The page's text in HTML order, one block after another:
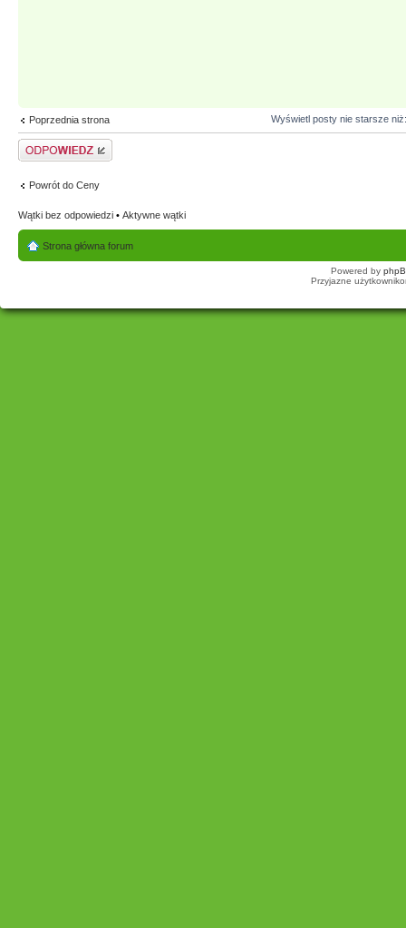
Poprzednia strona Wyświetl posty nie starsze
Odpowiedz
Powrót do Ceny
Wątki bez odpowiedzi • Aktywne wątki
Strona główna forum
Powered by
Przyjazne